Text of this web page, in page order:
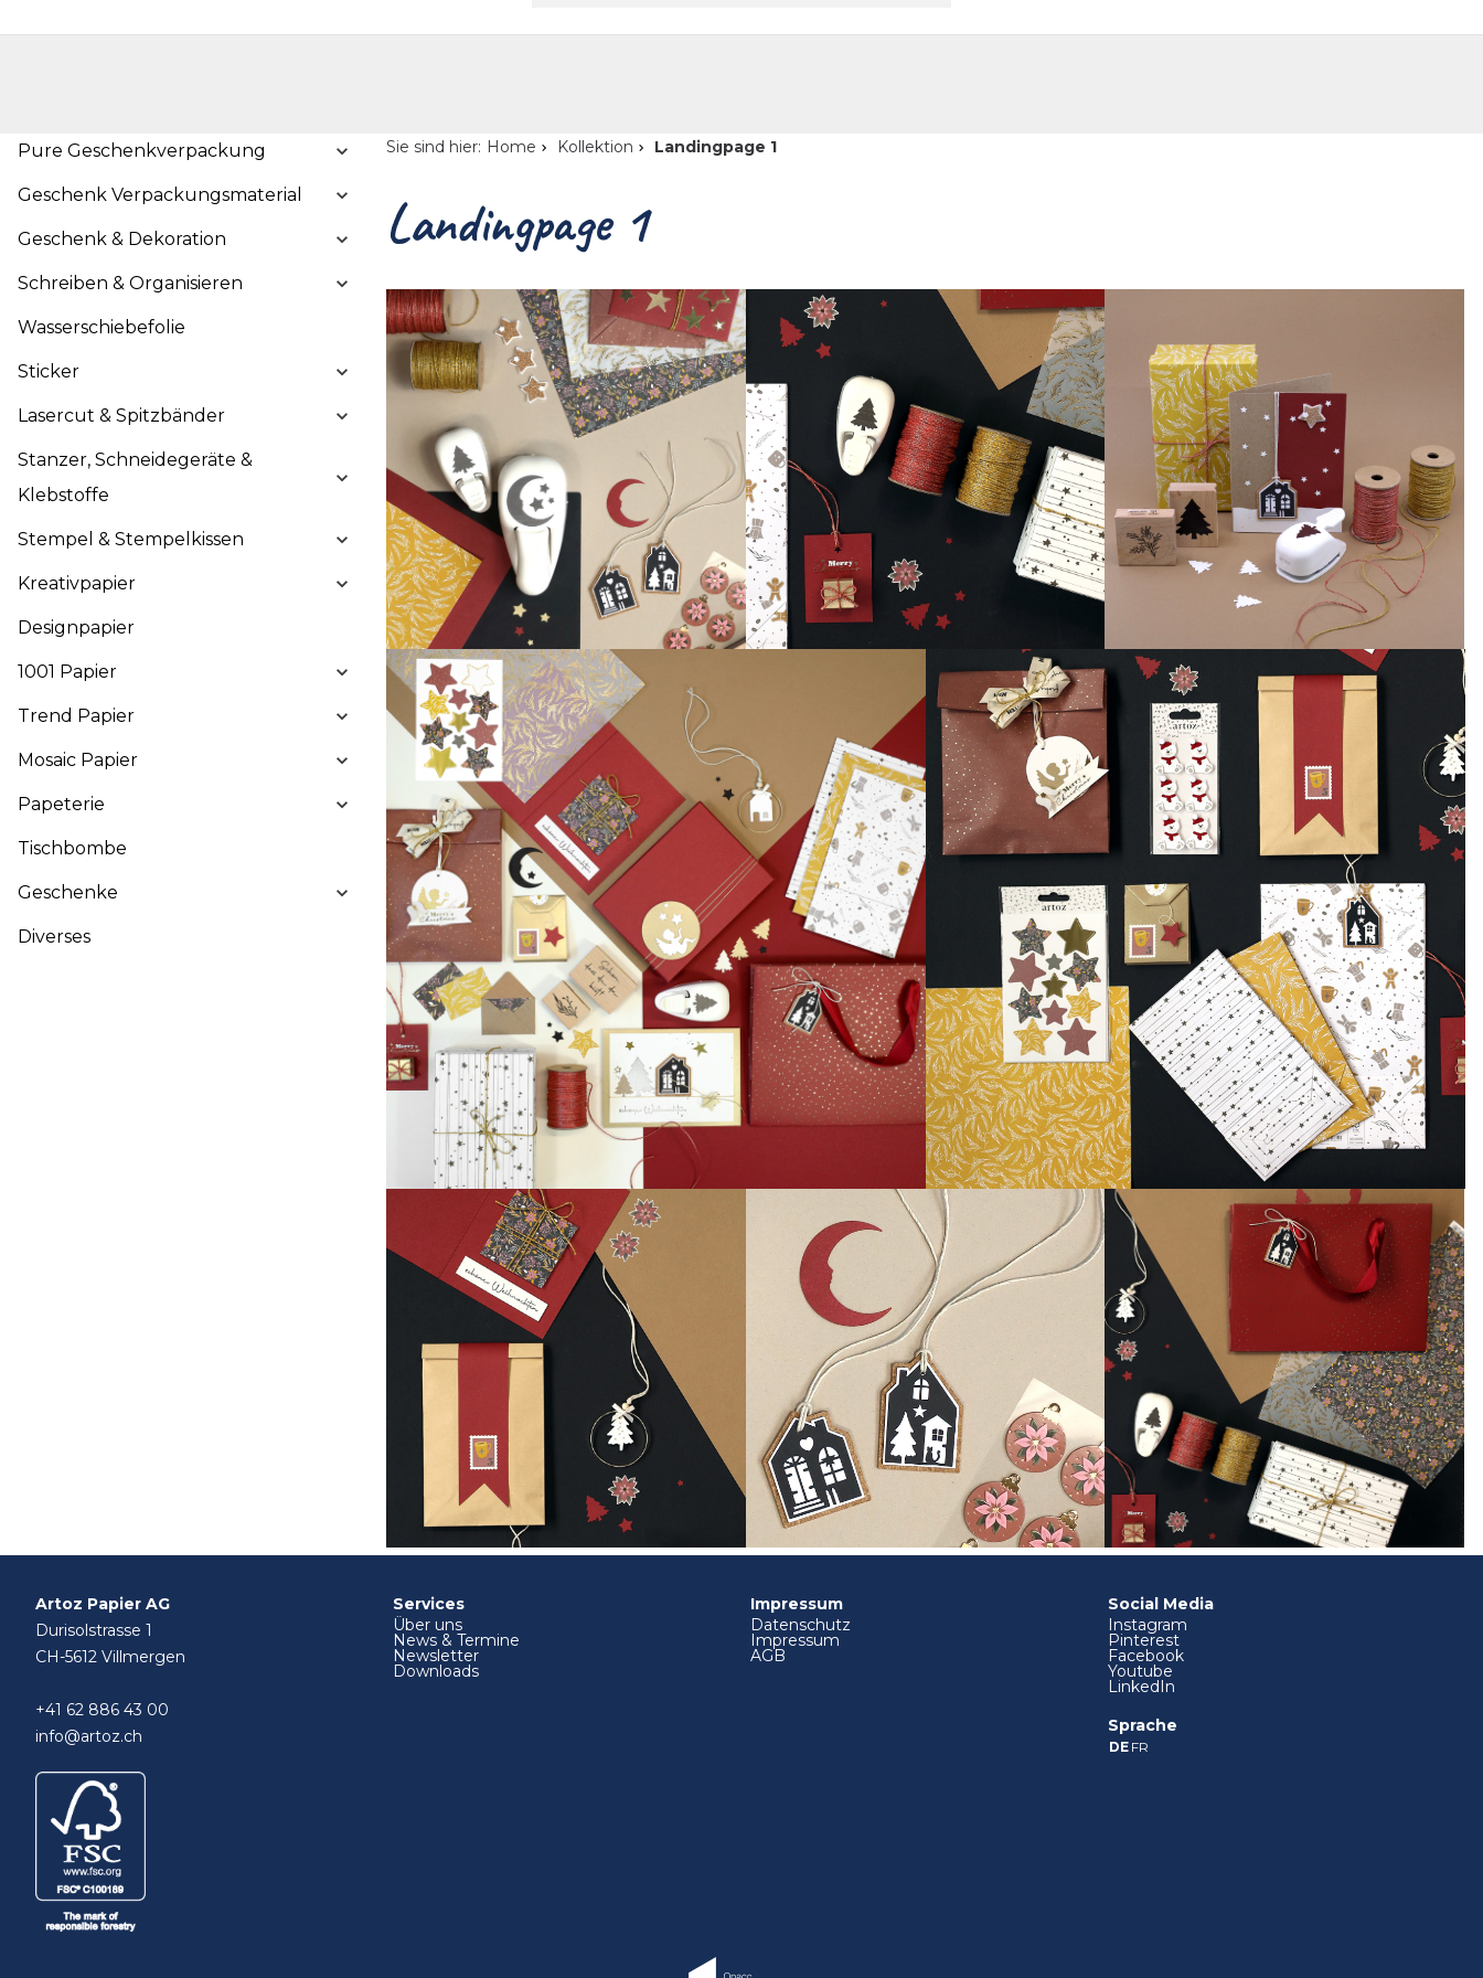
Pure Geschenkverpackung
Geschenk Verpackungsmaterial
Geschenk & Dekoration
Schreiben & Organisieren
Wasserschiebefolie
Sticker
Lasercut & Spitzbänder
Stanzer, Schneidegeräte &
Klebstoffe
Stempel & Stempelkissen
Kreativpapier
Designpapier
1001 Papier
Trend Papier
Mosaic Papier
Papeterie
Tischbombe
Geschenke
Diverses
Sie sind hier: Home Kollektion Landingpage 1
Landingpage 1
Artoz Papier AG
Durisolstrasse 1
CH-5612 Villmergen
+41 62 886 43 00
info@artoz.ch
Services
Über uns
News & Termine
Newsletter
Downloads
Impressum
Datenschutz
Impressum
AGB
Social Media
Instagram
Pinterest
Facebook
Youtube
LinkedIn
Sprache
DE FR